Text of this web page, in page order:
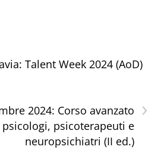
Talent Week 2024 (AoD)
›
2024: Corso avanzato
psicologi, psicoterapeuti e
neuropsichiatri (II ed.)